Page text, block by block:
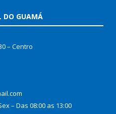
DO GUAMÁ
– Centro
– Das 08:00 as 13:00